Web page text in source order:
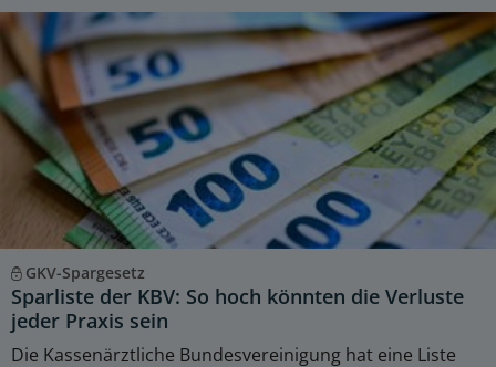
GKV-Spargesetz
Sparliste der KBV: So hoch könnten die Verluste
jeder Praxis sein
Die Kassenärztliche Bundesvereinigung hat eine Liste